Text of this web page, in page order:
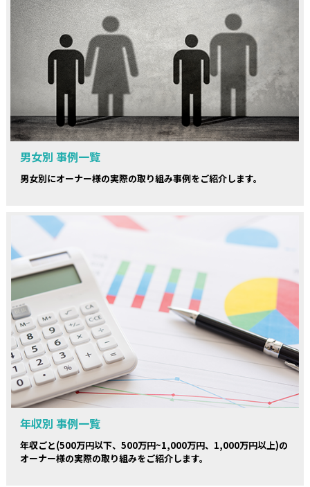
男女別 事例一覧
男女別にオーナー様の実際の取り組み事例をご紹介します。
年収別 事例一覧
年収ごと(500万円以下、500万円~1,000万円、1,000万円以上)の
オーナー様の実際の取り組みをご紹介します。